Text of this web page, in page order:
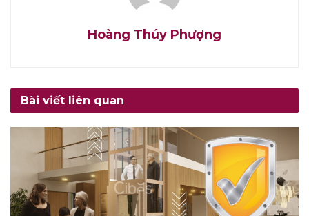
Hoàng Thúy Phượng
Bài viết liên quan